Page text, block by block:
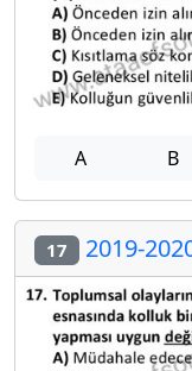
A B
17 2019-